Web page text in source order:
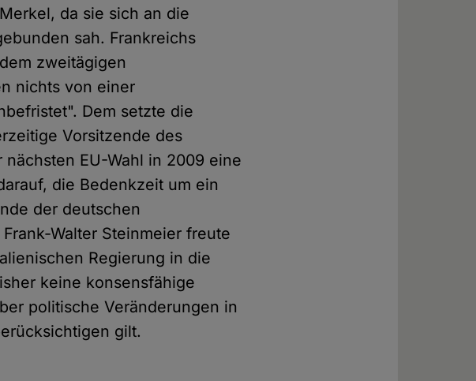
da sie sich an die
sah. Frankreichs
zweitägigen
nichts von einer
Dem setzte die
Vorsitzende des
EU-Wahl in 2009 eine
die Bedenkzeit um ein
der deutschen
Walter Steinmeier freute
Regierung in die
keine konsensfähige
politische Veränderungen in
gilt.